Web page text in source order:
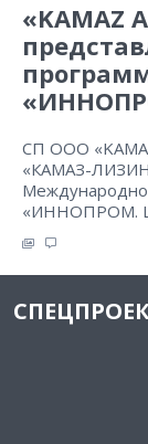
«KAMAZ
СП ООО
«КАМАЗ-
«ИННОПРОМ.